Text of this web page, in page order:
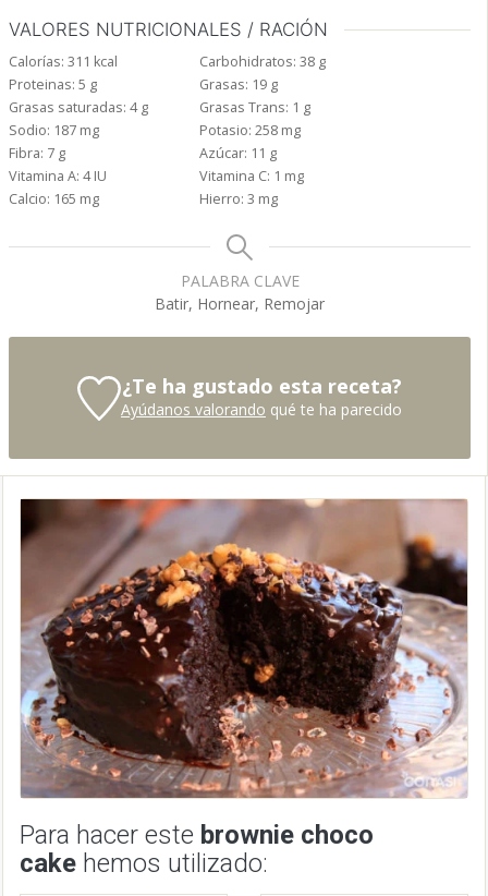
VALORES NUTRICIONALES / RACIÓN
Calorías: 311 kcal Carbohidratos: 38 g
Proteinas: 5 g Grasas: 19 g
Grasas saturadas: 4 g Grasas Trans: 1 g
Sodio: 187 mg Potasio: 258 mg
Fibra: 7 g Azúcar: 11 g
Vitamina A: 4 IU Vitamina C: 1 mg
Calcio: 165 mg Hierro: 3 mg
PALABRA CLAVE
Batir, Hornear, Remojar
¿Te ha gustado esta receta?
Ayúdanos valorando qué te ha parecido
Para hacer este brownie choco
cake hemos utilizado: